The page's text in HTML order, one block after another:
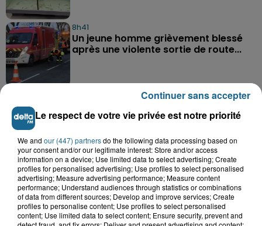
8h41
Un jeune homme grièvement blessé
après une violente sortie de route...
A GAGNER
Le respect de votre vie privée est notre priorité
We and our (447) partnersdo the following data processing based on
your consent and/or our legitimate interest: Store and/or access
information on a device; Use limited data to select advertising; Create
profiles for personalised advertising; Use profiles to select personalised
advertising; Measure advertising performance; Measure content
performance; Understand audiences through statistics or combinations
of data from different sources; Develop and improve services; Create
profiles to personalise content; Use profiles to select personalised
content; Use limited data to select content; Ensure security, prevent and
Continuer sans accepter